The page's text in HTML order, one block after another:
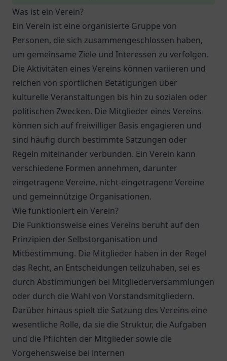
Was ist ein Verein?
Ein Verein ist eine organisierte Gruppe von
Personen, die sich zusammengeschlossen haben,
um gemeinsame Ziele und Interessen zu verfolgen.
Die Aktivitäten eines Vereins können variieren und
reichen von sportlichen Betätigungen über
kulturelle Veranstaltungen bis hin zu sozialen oder
politischen Zwecken. Die Mitglieder eines Vereins
können sich auf freiwilliger Basis engagieren und
sind häufig durch bestimmte Satzungen oder
Regeln miteinander verbunden. Ein Verein kann
verschiedene Formen annehmen, darunter
eingetragene Vereine, nicht-eingetragene Vereine
und gemeinnützige Organisationen.
Wie funktioniert ein Verein?
Die Funktionsweise eines Vereins beruht auf den
Prinzipien der Selbstorganisation und
Mitbestimmung. Die Mitglieder haben in der Regel
das Recht, an Entscheidungen teilzuhaben, sei es
durch Abstimmungen bei Mitgliederversammlungen
oder durch die Wahl von Vorstandsmitgliedern.
Darüber hinaus spielt die Satzung des Vereins eine
wesentliche Rolle, da sie die Struktur, die Aufgaben
und die Pflichten der Mitglieder sowie die
Vorgehensweise bei internen